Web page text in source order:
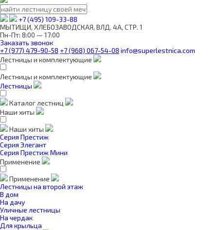
+7 (495) 109-33-88
МЫТИЩИ, ХЛЕБОЗАВОДСКАЯ, ВЛД. 4А, СТР. 1
Пн-Пт: 8:00 — 17:00
Заказать звонок
+7 (977) 479-90-58 +7 (968) 067-54-08 info@superlestnica.com
Лестницы и комплектующие
Лестницы и комплектующие
Лестницы
Каталог лестниц
Наши хиты
Наши хиты
Серия Престиж
Серия Элегант
Серия Престиж Мини
Применение
Применение
Лестницы на второй этаж
В дом
На дачу
Уличные лестницы
На чердак
Для крыльца